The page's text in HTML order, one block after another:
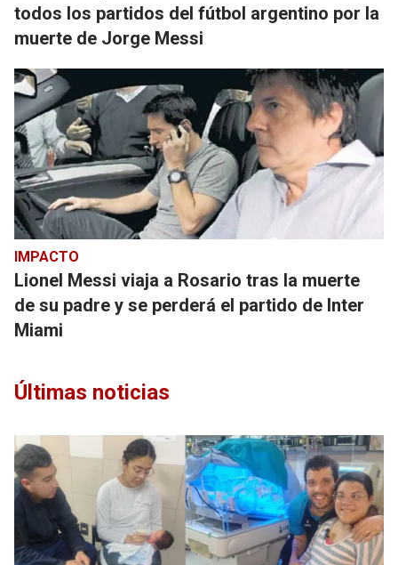
todos los partidos del fútbol argentino por la
muerte de Jorge Messi
IMPACTO
Lionel Messi viaja a Rosario tras la muerte
de su padre y se perderá el partido de Inter
Miami
Últimas noticias